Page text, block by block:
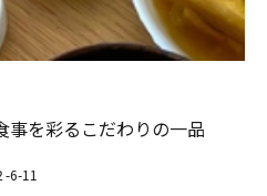
事を彩るこだわりの一品
-6-11